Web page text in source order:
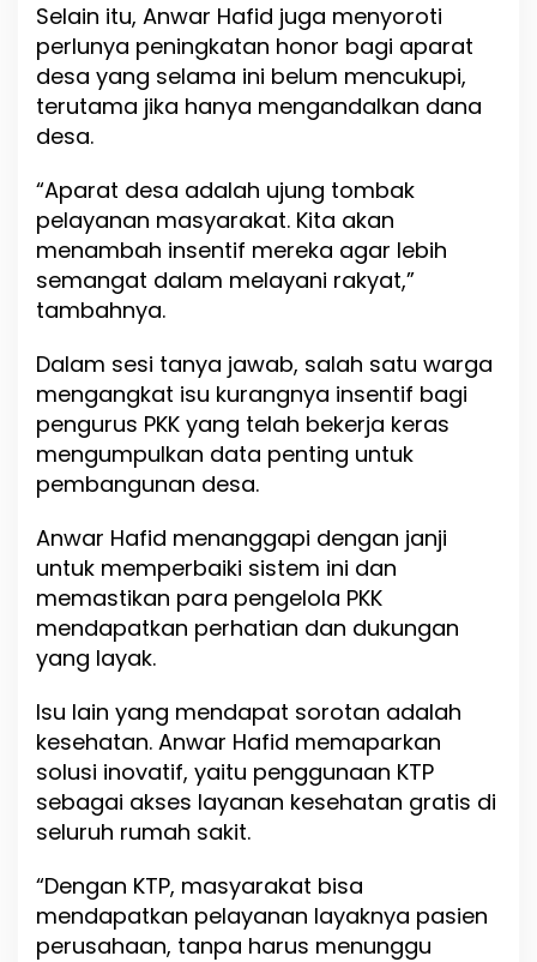
m
b
o
a
u
a
b
.
g
g
a
l
a
Selain itu, Anwar Hafid juga menyoroti
perlunya peningkatan honor bagi aparat
desa yang selama ini belum mencukupi,
terutama jika hanya mengandalkan dana
desa.
“Aparat desa adalah ujung tombak
pelayanan masyarakat. Kita akan
menambah insentif mereka agar lebih
semangat dalam melayani rakyat,”
tambahnya.
Dalam sesi tanya jawab, salah satu warga
mengangkat isu kurangnya insentif bagi
pengurus PKK yang telah bekerja keras
mengumpulkan data penting untuk
pembangunan desa.
Anwar Hafid menanggapi dengan janji
untuk memperbaiki sistem ini dan
memastikan para pengelola PKK
mendapatkan perhatian dan dukungan
yang layak.
Isu lain yang mendapat sorotan adalah
kesehatan. Anwar Hafid memaparkan
solusi inovatif, yaitu penggunaan KTP
sebagai akses layanan kesehatan gratis di
seluruh rumah sakit.
“Dengan KTP, masyarakat bisa
mendapatkan pelayanan layaknya pasien
perusahaan, tanpa harus menunggu